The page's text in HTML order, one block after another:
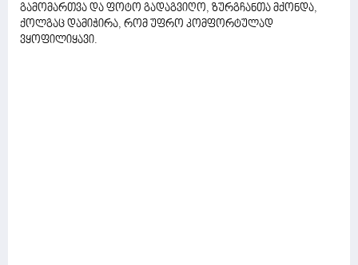
გამომართვა და ფოტო გადაგვიღო, ზურგჩანთა მქონდა,
ქოლგაც დამიჭირა, რომ უფრო კომფორტულად
ვყოფილიყავი.